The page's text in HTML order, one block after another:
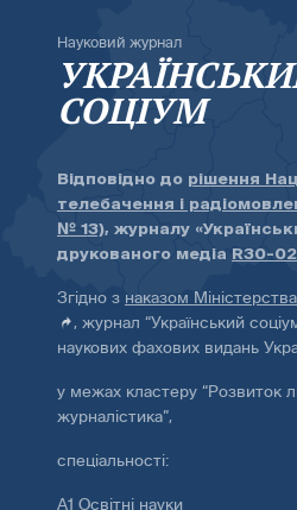
Науковий журнал
СОЦІУМ
Відповідно до рішення
телебачення і
№ 13), журналу
друкованого медіа R30-
Згідно з наказом
, журнал “Український
наукових фахових видань
у межах кластеру “Розвиток
журналістика”,
спеціальності:
А1 Освітні науки